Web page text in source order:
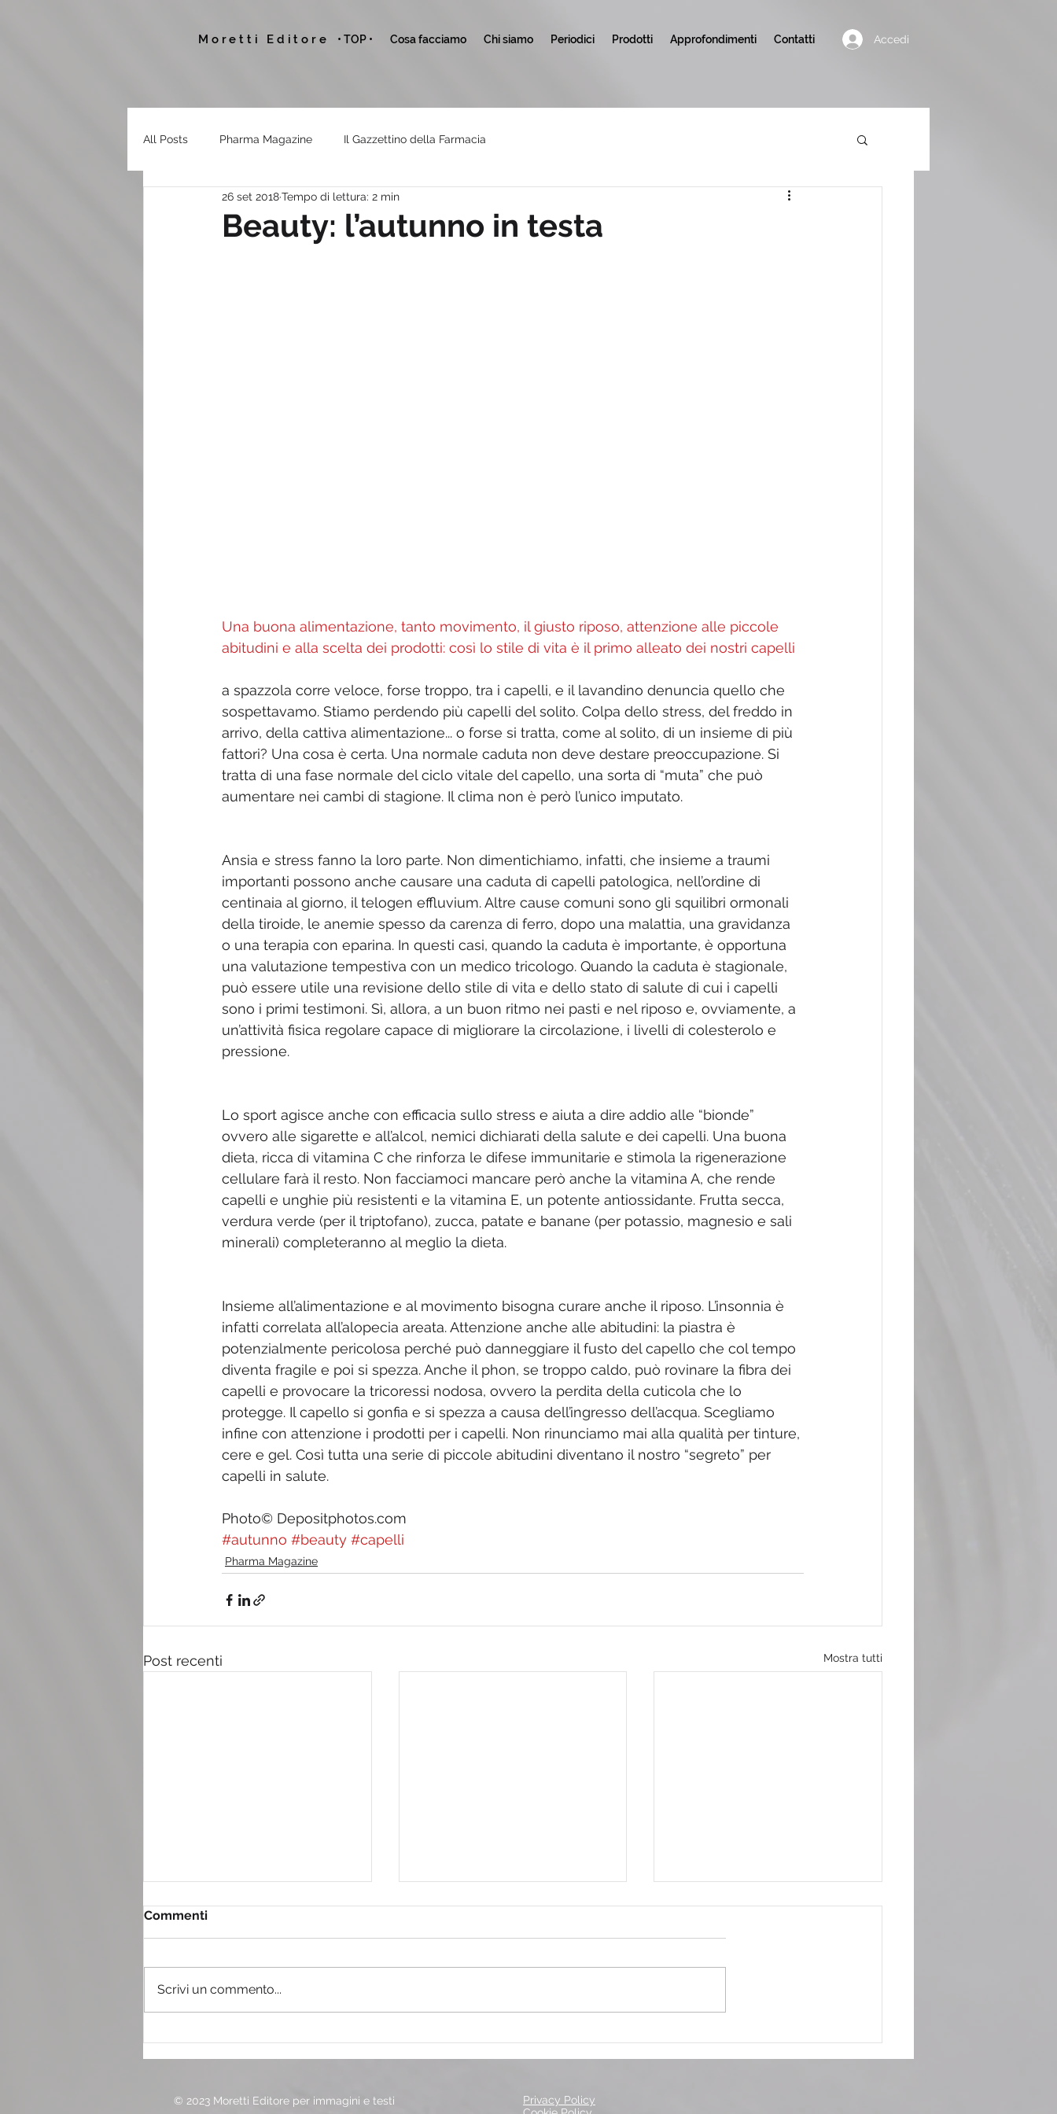
Moretti Editore • TOP • Cosa facciamo Chi siamo Periodici Prodotti Approfondimenti Contatti Accedi
All Posts Pharma Magazine Il Gazzettino della Farmacia
Beauty: l’autunno in testa
26 set 2018Tempo di lettura: 2 min
Una buona alimentazione, tanto movimento, il giusto riposo, attenzione alle piccole
abitudini e alla scelta dei prodotti: così lo stile di vita è il primo alleato dei nostri capelli
a spazzola corre veloce, forse troppo, tra i capelli, e il lavandino denuncia quello che
sospettavamo. Stiamo perdendo più capelli del solito. Colpa dello stress, del freddo in
arrivo, della cattiva alimentazione... o forse si tratta, come al solito, di un insieme di più
fattori? Una cosa è certa. Una normale caduta non deve destare preoccupazione. Si
tratta di una fase normale del ciclo vitale del capello, una sorta di “muta” che può
aumentare nei cambi di stagione. Il clima non è però l’unico imputato.
Ansia e stress fanno la loro parte. Non dimentichiamo, infatti, che insieme a traumi
importanti possono anche causare una caduta di capelli patologica, nell’ordine di
centinaia al giorno, il telogen effluvium. Altre cause comuni sono gli squilibri ormonali
della tiroide, le anemie spesso da carenza di ferro, dopo una malattia, una gravidanza
o una terapia con eparina. In questi casi, quando la caduta è importante, è opportuna
una valutazione tempestiva con un medico tricologo. Quando la caduta è stagionale,
può essere utile una revisione dello stile di vita e dello stato di salute di cui i capelli
sono i primi testimoni. Sì, allora, a un buon ritmo nei pasti e nel riposo e, ovviamente, a
un’attività fisica regolare capace di migliorare la circolazione, i livelli di colesterolo e
pressione.
Lo sport agisce anche con efficacia sullo stress e aiuta a dire addio alle “bionde”
ovvero alle sigarette e all’alcol, nemici dichiarati della salute e dei capelli. Una buona
dieta, ricca di vitamina C che rinforza le difese immunitarie e stimola la rigenerazione
cellulare farà il resto. Non facciamoci mancare però anche la vitamina A, che rende
capelli e unghie più resistenti e la vitamina E, un potente antiossidante. Frutta secca,
verdura verde (per il triptofano), zucca, patate e banane (per potassio, magnesio e sali
minerali) completeranno al meglio la dieta.
Insieme all’alimentazione e al movimento bisogna curare anche il riposo. L’insonnia è
infatti correlata all’alopecia areata. Attenzione anche alle abitudini: la piastra è
potenzialmente pericolosa perché può danneggiare il fusto del capello che col tempo
diventa fragile e poi si spezza. Anche il phon, se troppo caldo, può rovinare la fibra dei
capelli e provocare la tricoressi nodosa, ovvero la perdita della cuticola che lo
protegge. Il capello si gonfia e si spezza a causa dell’ingresso dell’acqua. Scegliamo
infine con attenzione i prodotti per i capelli. Non rinunciamo mai alla qualità per tinture,
cere e gel. Così tutta una serie di piccole abitudini diventano il nostro “segreto” per
capelli in salute.
Photo© Depositphotos.com
#autunno #beauty #capelli
Pharma Magazine
Post recenti Mostra tutti
Commenti
Scrivi un commento...
© 2023 Moretti Editore per immagini e testi
Privacy Policy